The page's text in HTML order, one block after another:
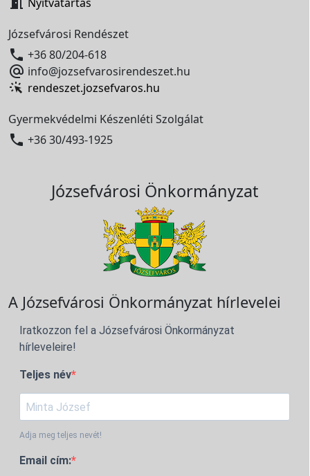
Józsefvárosi Rendészet
 +36 80/204-618
 info@jozsefvarosirendeszet.hu
rendeszet.jozsefvaros.hu
Gyermekvédelmi Készenléti Szolgálat
 +36 30/493-1925
Józsefvárosi Önkormányzat
A Józsefvárosi Önkormányzat hírlevelei
Iratkozzon fel a Józsefvárosi Önkormányzat
hírleveleire!
Teljes név
Adja meg teljes nevét!
Email cím: